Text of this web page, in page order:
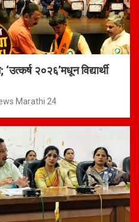
२०२६’मधून विद्यार्थी
Marathi 24